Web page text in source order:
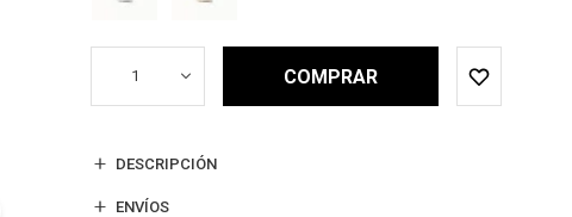
1 COMPRAR
DESCRIPCIÓN
ENVÍOS